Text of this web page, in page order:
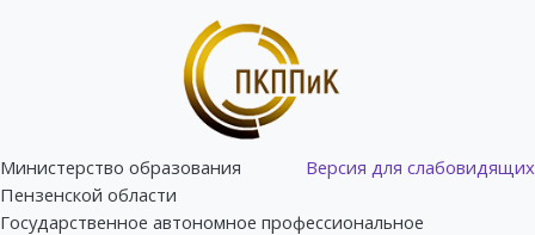
Версия для слабовидящих
Министерство образования
Пензенской области
Государственное автономное профессиональное